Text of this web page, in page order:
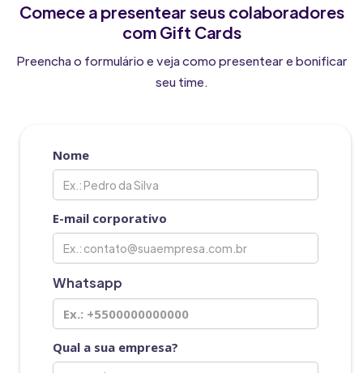
Comece a presentear seus colaboradores
com Gift Cards
Preencha o formulário e veja como presentear e bonificar
seu time.
Nome
E-mail corporativo
Whatsapp
Qual a sua empresa?